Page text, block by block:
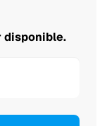
disponible.